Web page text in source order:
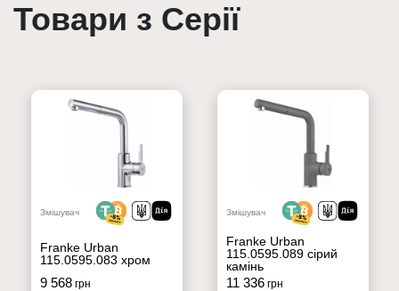
Товари з Серії
Змішувач
Franke Urban
115.0595.083 хром
9 568грн
Змішувач
Franke Urban
115.0595.089 сірий
камінь
11 336грн